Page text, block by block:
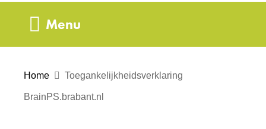
n
Menu
Home Toegankelijkheidsverklaring
BrainPS.brabant.nl